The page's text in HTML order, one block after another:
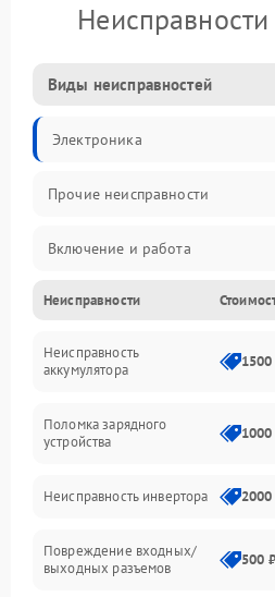
Виды неисправностей
Электроника
Прочие неисправности
Включение и работа
Работа с нагрузкой
Звук и индикация
Механические повреждения
Неисправности
Неисправность
аккумулятора
Поломка зарядного
устройства
Неисправность инвертора
Повреждение входных/
выходных разъемов
500 ₽